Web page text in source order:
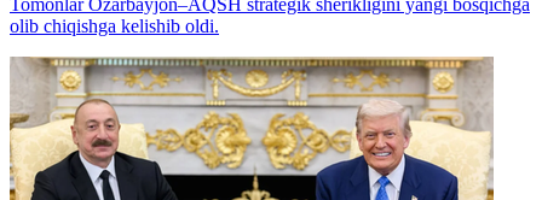
olib chiqishga kelishib oldi.